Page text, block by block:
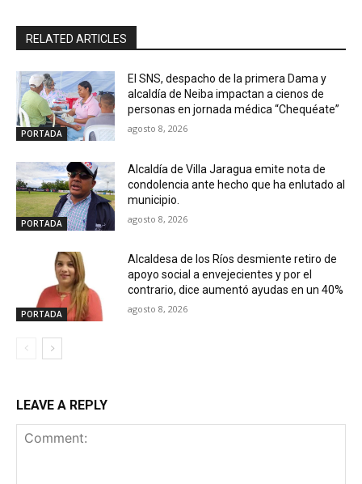
RELATED ARTICLES
PORTADA
El SNS, despacho de la primera Dama y
alcaldía de Neiba impactan a cienos de
personas en jornada médica “Chequéate”
agosto 8, 2026
PORTADA
Alcaldía de Villa Jaragua emite nota de
condolencia ante hecho que ha enlutado al
municipio.
agosto 8, 2026
PORTADA
Alcaldesa de los Ríos desmiente retiro de
apoyo social a envejecientes y por el
contrario, dice aumentó ayudas en un 40%
agosto 8, 2026
LEAVE A REPLY